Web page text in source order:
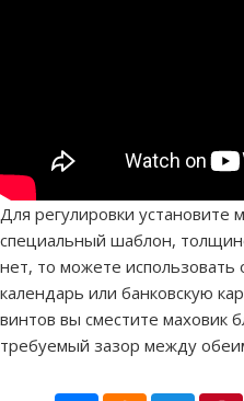
Для регулировки установите
специальный шаблон,
нет, то можете
календарь или банковскую
винтов вы сместите маховик
требуемый зазор между